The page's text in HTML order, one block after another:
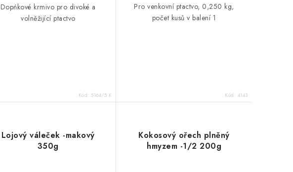
Dopńkové krmivo pro divoké a
volněžijící ptactvo
Kód:5164/5 K
Pro venkovní ptactvo, 0,250 kg,
počet kusů v balení 1
Kód: 4143
Lojový váleček -makový
350g
Kokosový ořech plněný
hmyzem -1/2 200g